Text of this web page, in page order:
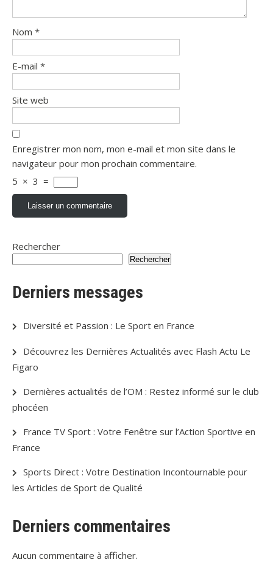
Nom *
E-mail *
Site web
Enregistrer mon nom, mon e-mail et mon site dans le
navigateur pour mon prochain commentaire.
5 × 3 =
Rechercher
Rechercher
Derniers messages
Diversité et Passion : Le Sport en France
Découvrez les Dernières Actualités avec Flash Actu Le
Figaro
Dernières actualités de l’OM : Restez informé sur le club
phocéen
France TV Sport : Votre Fenêtre sur l’Action Sportive en
France
Sports Direct : Votre Destination Incontournable pour
les Articles de Sport de Qualité
Derniers commentaires
Aucun commentaire à afficher.